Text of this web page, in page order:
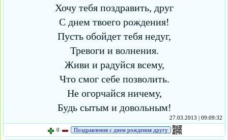
Хочу тебя поздравить, друг
С днем твоего рождения!
Пусть обойдет тебя недуг,
Тревоги и волнения.
Живи и радуйся всему,
Что смог себе позволить.
Не огорчайся ничему,
Будь сытым и довольным!
27.03.2013 | 09:09:32
0
Поздравления с днем рождения другу